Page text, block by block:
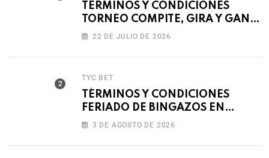
TÉRMINOS Y CONDICIONES
TORNEO COMPITE, GIRA Y GANA
🎰 22 DE JULIO DE 2026
TYC BET
TÉRMINOS Y CONDICIONES
FERIADO DE BINGAZOS EN
BET593
3 DE AGOSTO DE 2026